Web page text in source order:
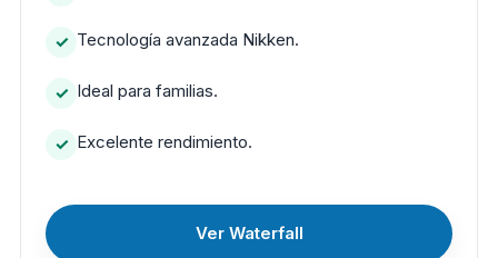
Tecnología avanzada Nikken.
Ideal para familias.
Excelente rendimiento.
Ver Waterfall